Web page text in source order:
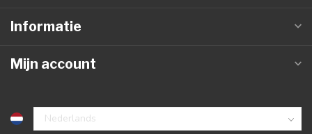
Informatie
Mijn account